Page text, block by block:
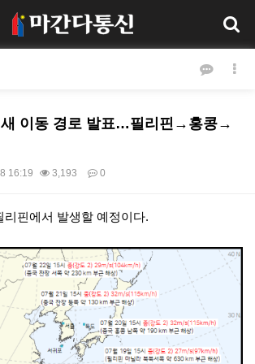
새 이동 경로 발표…필리핀→홍콩→
16:19 3,193 0
리핀에서 발생할 예정이다.